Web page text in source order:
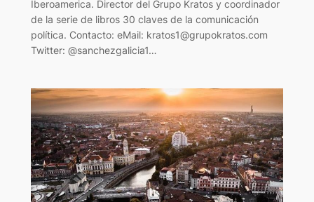
Iberoamerica. Director del Grupo Kratos y coordinador
de la serie de libros 30 claves de la comunicación
política. Contacto: eMail: kratos1@grupokratos.com
Twitter: @sanchezgalicia1…